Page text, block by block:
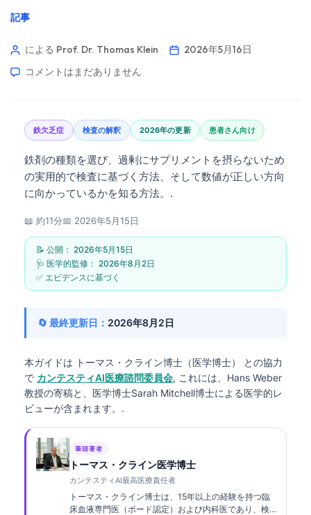
記事
による Prof. Dr. Thomas Klein
2026年5月16日
コメントはまだありません
鉄欠乏症 検査の解釈 2026年の更新 患者さん向け
鉄剤の種類を選び、過剰にサプリメントを摂らないため
の実用的で検査に基づく方法、そして数値が正しい方向
に向かっているかを知る方法。.
📖 約11分📅 2026年5月15日
📝 公開： 2026年5月15日
🩺 医学的監修： 2026年8月2日
✅ エビデンスに基づく
🔄 最終更新日： 2026年8月2日
本ガイドは トーマス・クライン博士（医学博士）
との協力
で カンテスティAI医療諮問委員会, これには、Hans Weber
教授の寄稿と、医学博士Sarah Mitchell博士による医学的レ
ビューが含まれます。.
筆頭著者
トーマス・クライン医学博士
カンテスティAI最高医療責任者
トーマス・クライン博士は、15年以上の経験を持つ臨
床血液専門医（ボード認定）および内科医であり、検